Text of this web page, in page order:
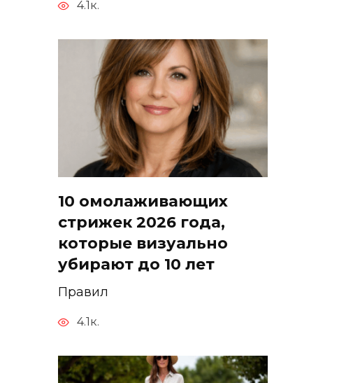
4.1к.
10 омолаживающих
стрижек 2026 года,
которые визуально
убирают до 10 лет
Правил
4.1к.